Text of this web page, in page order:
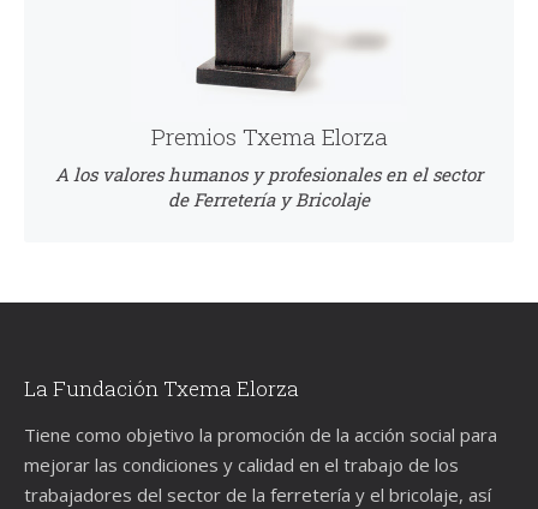
Premios Txema Elorza
A los valores humanos y profesionales en el sector
de Ferretería y Bricolaje
La Fundación Txema Elorza
Tiene como objetivo la promoción de la acción social para
mejorar las condiciones y calidad en el trabajo de los
trabajadores del sector de la ferretería y el bricolaje, así